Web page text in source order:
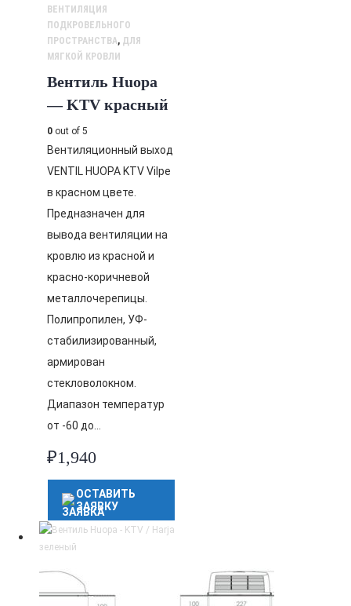
ВЕНТИЛЯЦИЯ
ПОДКРОВЕЛЬНОГО
ПРОСТРАНСТВА, ДЛЯ
МЯГКОЙ КРОВЛИ
Вентиль Huopa
— KTV красный
0 out of 5
Вентиляционный выход
VENTIL HUOPA KTV Vilpe
в красном цвете.
Предназначен для
вывода вентиляции на
кровлю из красной и
красно-коричневой
металлочерепицы.
Полипропилен, УФ-
стабилизированный,
армирован
стекловолокном.
Диапазон температур
от -60 до…
₽1,940
ОСТАВИТЬ
ЗАЯВКУ